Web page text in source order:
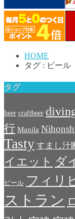
HOME
タグ : ビール
タグ
beer craftbeer
行 Manila
Tasty すまし汁
イエット ダ
ビール フィリ
ストラン